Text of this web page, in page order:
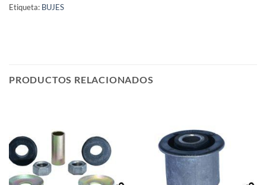
Etiqueta: BUJES
PRODUCTOS RELACIONADOS